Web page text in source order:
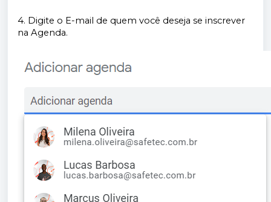
4. Digite o E-mail de quem você deseja se inscrever
na Agenda.